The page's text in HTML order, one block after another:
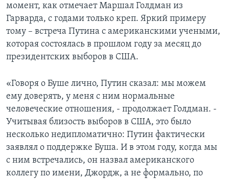
момент, как отмечает Маршал Голдман из
Гарварда, с годами только креп. Яркий примеру
тому – встреча Путина с американскими учеными,
которая состоялась в прошлом году за месяц до
президентских выборов в США.
«Говоря о Буше лично, Путин сказал: мы можем
ему доверять, у меня с ним нормальные
человеческие отношения, - продолжает Голдман. -
Учитывая близость выборов в США, это было
несколько недипломатично: Путин фактически
заявлял о поддержке Буша. И в этом году, когда мы
с ним встречались, он назвал американского
коллегу по имени, Джордж, а не формально, по